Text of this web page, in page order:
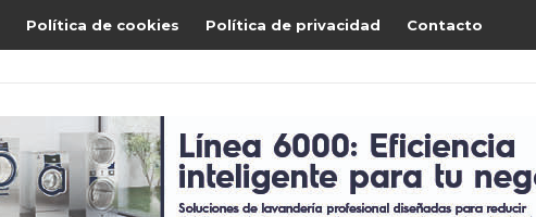
Política de cookies Política de privacidad Contacto